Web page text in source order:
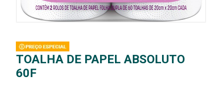
TOALHA DE PAPEL ABSOLUTO
60F